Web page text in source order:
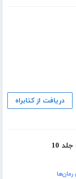
دریافت از کتابراه
10
رمان‌ها